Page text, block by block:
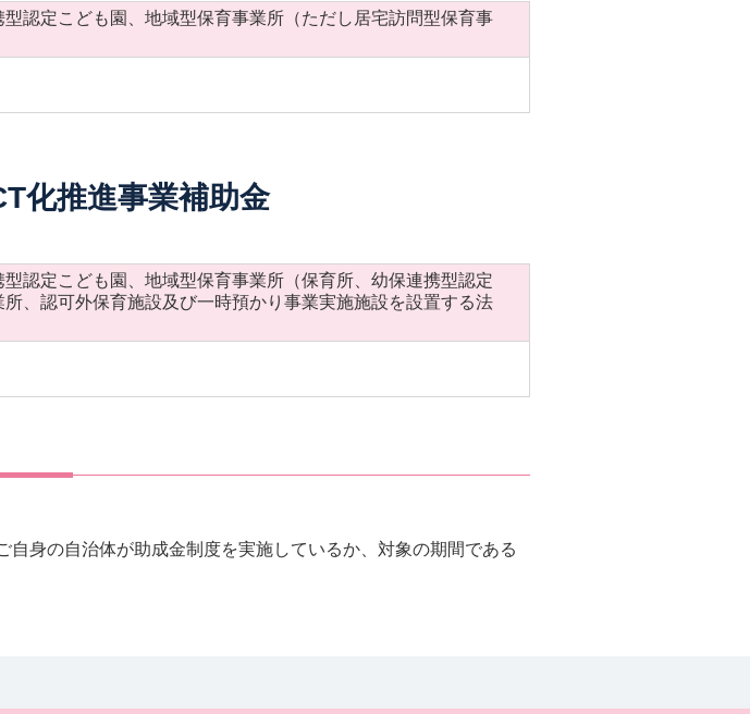
認定こども園、地域型保育事業所（ただし居宅訪問型保育事
化推進事業補助金
認定こども園、地域型保育事業所（保育所、幼保連携型認定
、認可外保育施設及び一時預かり事業実施施設を設置する法
身の自治体が助成金制度を実施しているか、対象の期間である